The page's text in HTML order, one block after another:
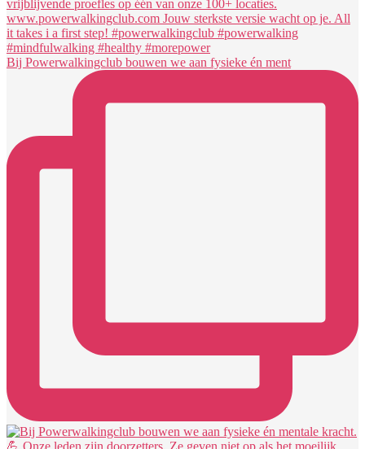
Bij Powerwalkingclub bouwen we aan fysieke én ment